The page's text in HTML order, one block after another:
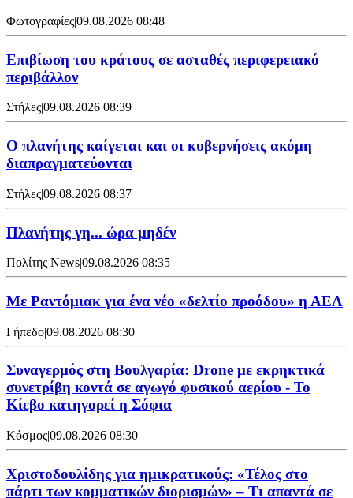
Φωτογραφίες|09.08.2026 08:48
Επιβίωση του κράτους σε ασταθές περιφερειακό
περιβάλλον
Στήλες|09.08.2026 08:39
Ο πλανήτης καίγεται και οι κυβερνήσεις ακόμη
διαπραγματεύονται
Στήλες|09.08.2026 08:37
Πλανήτης γη... ώρα μηδέν
Πολίτης News|09.08.2026 08:35
Με Ραντόμιακ για ένα νέο «δελτίο προόδου» η ΑΕΛ
Γήπεδο|09.08.2026 08:30
Συναγερμός στη Βουλγαρία: Drone με εκρηκτικά
συνετρίβη κοντά σε αγωγό φυσικού αερίου - Το
Κίεβο κατηγορεί η Σόφια
Κόσμος|09.08.2026 08:30
Χριστοδουλίδης για ημικρατικούς: «Τέλος στο
πάρτι των κομματικών διορισμών» – Τι απαντά σε